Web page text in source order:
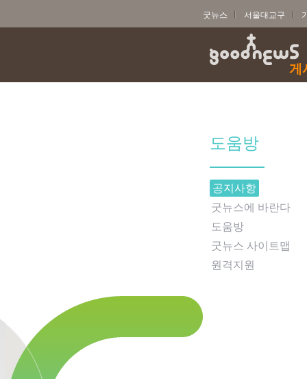
굿뉴스 서울대교구
게
도움방
공지사항
굿뉴스에 바란다
도움방
굿뉴스 사이트맵
원격지원